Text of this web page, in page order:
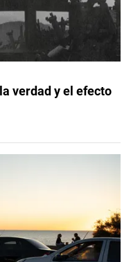
verdad y el efecto